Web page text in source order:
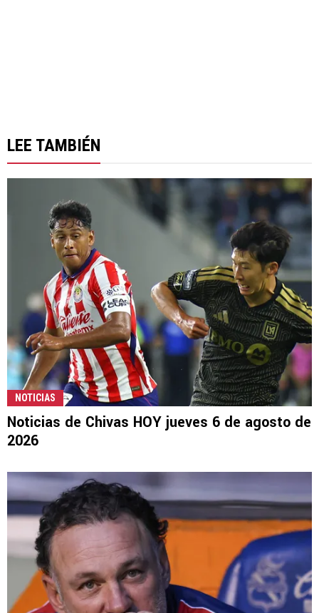
LEE TAMBIÉN
NOTICIAS
Noticias de Chivas HOY jueves 6 de agosto de
2026